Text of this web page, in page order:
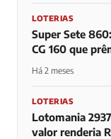
LOTERIAS
Super Sete
CG 160 que
Há 2 meses
LOTERIAS
Lotomania
valor renderia